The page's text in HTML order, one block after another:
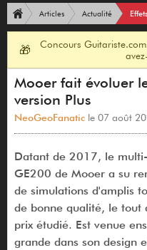
Articles Actualité
🎁
Concours
Mooer fait évoluer
version Plus
NeoGeoFanaticle 07 août
Datant de 2017, le
GE200 de Mooer a su
de simulations d'amplis
de bonne qualité, le tout
prix étudié. Est venue
grande dans son design